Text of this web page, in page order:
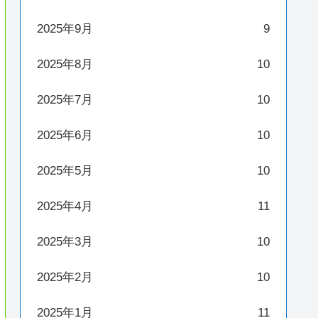
2025年9月 9
2025年8月 10
2025年7月 10
2025年6月 10
2025年5月 10
2025年4月 11
2025年3月 10
2025年2月 10
2025年1月 11